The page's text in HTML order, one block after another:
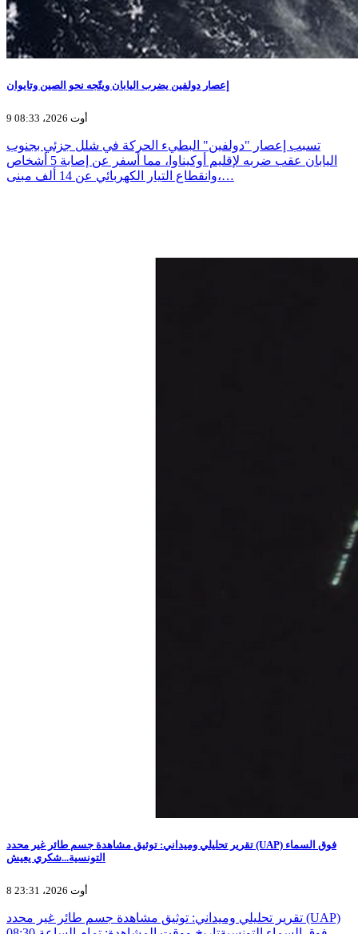
إعصار دولفين يضرب اليابان ويتّجه نحو الصين وتايوان
9 أوت 2026، 08:33
تسبب إعصار "دولفين" البطيء الحركة في شلل جزئي بجنوب
اليابان عقب ضربه لإقليم أوكيناوا، مما أسفر عن إصابة 5 أشخاص
وانقطاع التيار الكهربائي عن 14 ألف مبنى،…
تقرير تحليلي وميداني: توثيق مشاهدة جسم طائر غير محدد (UAP) فوق السماء
التونسية...شكري يعيش
8 أوت 2026، 23:31
تقرير تحليلي وميداني: توثيق مشاهدة جسم طائر غير محدد (UAP)